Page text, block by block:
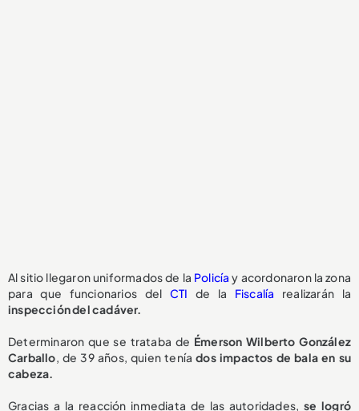
Al sitio llegaron uniformados de la Policíay acordonaron la zona
para que funcionarios del CTI de la Fiscalía realizarán la
inspección del cadáver.
Determinaron que se trataba de Émerson Wilberto González
Carballo, de 39 años, quien teníados impactos de bala en su
cabeza.
Gracias a la reacción inmediata de las autoridades, se logró